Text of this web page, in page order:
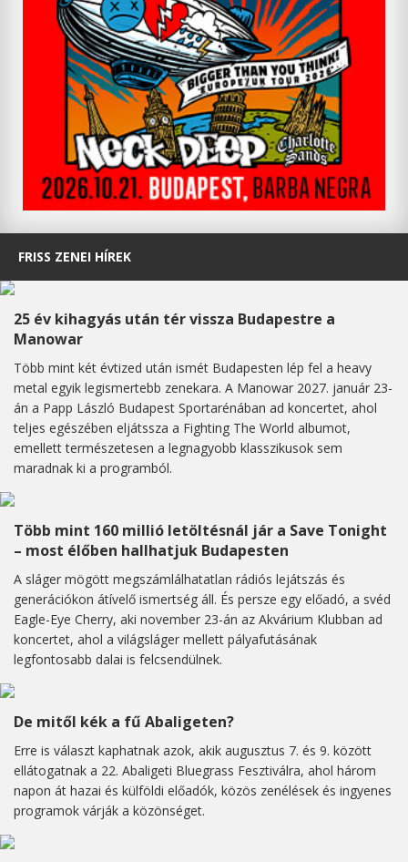
FRISS ZENEI HÍREK
25 év kihagyás után tér vissza Budapestre a
Manowar
Több mint két évtized után ismét Budapesten lép fel a heavy
metal egyik legismertebb zenekara. A Manowar 2027. január 23-
án a Papp László Budapest Sportarénában ad koncertet, ahol
teljes egészében eljátssza a Fighting The World albumot,
emellett természetesen a legnagyobb klasszikusok sem
maradnak ki a programból.
Több mint 160 millió letöltésnál jár a Save Tonight
– most élőben hallhatjuk Budapesten
A sláger mögött megszámlálhatatlan rádiós lejátszás és
generációkon átívelő ismertség áll. És persze egy előadó, a svéd
Eagle-Eye Cherry, aki november 23-án az Akvárium Klubban ad
koncertet, ahol a világsláger mellett pályafutásának
legfontosabb dalai is felcsendülnek.
De mitől kék a fű Abaligeten?
Erre is választ kaphatnak azok, akik augusztus 7. és 9. között
ellátogatnak a 22. Abaligeti Bluegrass Fesztiválra, ahol három
napon át hazai és külföldi előadók, közös zenélések és ingyenes
programok várják a közönséget.